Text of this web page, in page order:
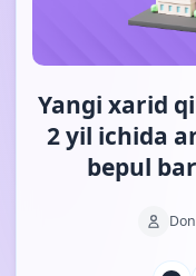
Yangi xarid
2 yil ichida
bepul